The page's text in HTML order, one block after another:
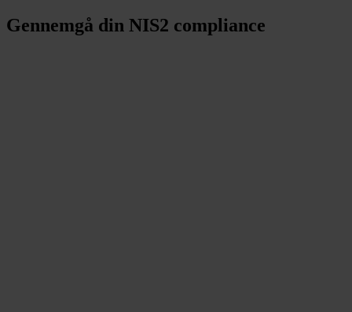
Gennemgå din NIS2 compliance